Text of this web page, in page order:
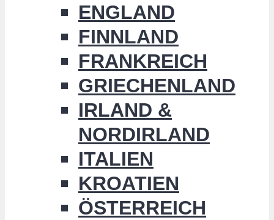
ENGLAND
FINNLAND
FRANKREICH
GRIECHENLAND
IRLAND &
NORDIRLAND
ITALIEN
KROATIEN
ÖSTERREICH